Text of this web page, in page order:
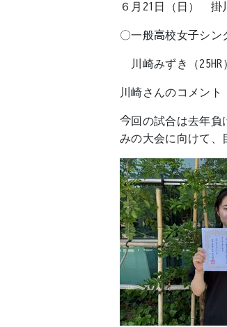
６月21日（日） 掛
〇一般高校女子シン
川崎みずき（
川崎さんのコメント
今回の試合は去年負
みの大会に向けて、